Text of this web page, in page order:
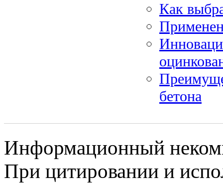
Как
бетона
Информационный
При цитировании и